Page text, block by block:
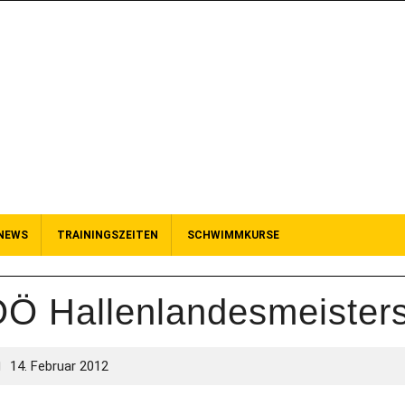
TRAININGSZEITEN SCHWIMMKURSE
14. Februar 2012